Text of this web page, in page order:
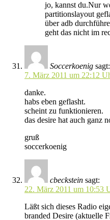
jo, kannst du.Nur
partitionslayout
über adb
geht das nicht im
Soccerkoenig sagt:
7. März 2011 um 22:12
danke.
habs eben geflasht.
scheint zu funktionieren.
das desire hat auch ganz
gruß
soccerkoenig
cbeckstein sagt:
22. März 2011 um 10:53
Läßt sich dieses Radio
branded Desire (aktuelle